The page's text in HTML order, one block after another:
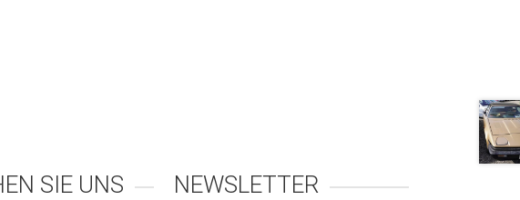
SIE UNS NEWSLETTER